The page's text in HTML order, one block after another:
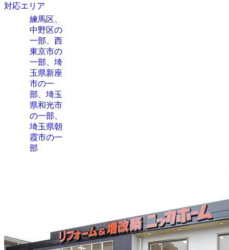
対応エリア
練馬区、
中野区の
一部、西
東京市の
一部、埼
玉県新座
市の一
部、埼玉
県和光市
の一部、
埼玉県朝
霞市の一
部